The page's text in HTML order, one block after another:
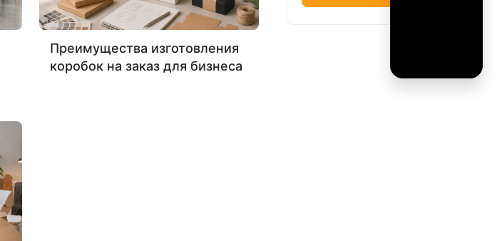
Преимущества изготовления
коробок на заказ для бизнеса